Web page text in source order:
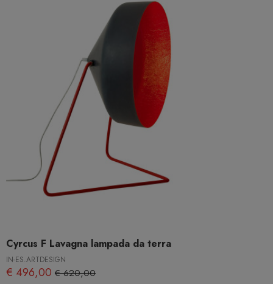
Cyrcus F Lavagna lampada da terra
IN-ES.ARTDESIGN
€ 496,00 € 620,00